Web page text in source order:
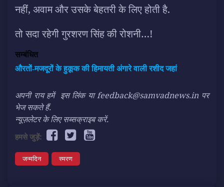
नहीं, अवाम और उसके बेहतरी के लिए होती है.
तो सदा रहेगी गुरशरण सिंह की रोशनी…!
सम्बंधित
औरतों-मजदूरों के हुक़ूक की हिमायती अंगारे वाली रशीद जहां
अपनी राय हमें इस लिंक या feedback@samvadnews.in पर
भेज सकते हैं.
न्यूज़लेटर के लिए सब्सक्राइब करें.
हमसे जुड़ें:
जन्मदिन स्मरण